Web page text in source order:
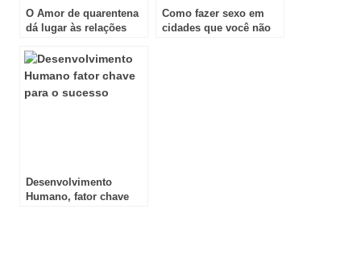
O Amor de quarentena
dá lugar às relações
Como fazer sexo em
cidades que você não
Desenvolvimento
Humano, fator chave